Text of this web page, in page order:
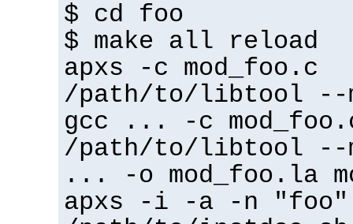
$ cd foo
$ make all reload
apxs -c mod_foo.c
/path/to/libtool --
gcc ... -c
/path/to/libtool --
... -o mod_foo.la
apxs -i -a -n "foo"